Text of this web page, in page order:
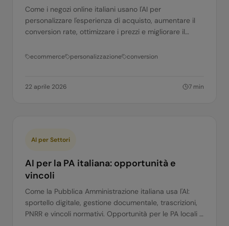
Come i negozi online italiani usano l'AI per
personalizzare l'esperienza di acquisto, aumentare il
conversion rate, ottimizzare i prezzi e migliorare il
ecommerce personalizzazione conversion
22 aprile 2026 7 min
AI per Settori
AI per la PA italiana: opportunità e
vincoli
Come la Pubblica Amministrazione italiana usa l'AI:
sportello digitale, gestione documentale, trascrizioni,
PNRR e vincoli normativi. Opportunità per le PA locali e